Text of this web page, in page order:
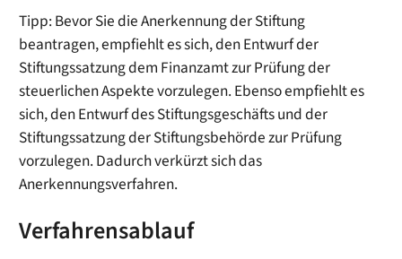
Tipp: Bevor Sie die Anerkennung der Stiftung
beantragen, empfiehlt es sich, den Entwurf der
Stiftungssatzung dem Finanzamt zur Prüfung der
steuerlichen Aspekte vorzulegen. Ebenso empfiehlt es
sich, den Entwurf des Stiftungsgeschäfts und der
Stiftungssatzung der Stiftungsbehörde zur Prüfung
vorzulegen. Dadurch verkürzt sich das
Anerkennungsverfahren.
Verfahrensablauf